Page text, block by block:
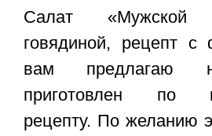
Салат
говядиной, рецепт
с
вам предлагаю
приготовлен по
рецепту. По желанию